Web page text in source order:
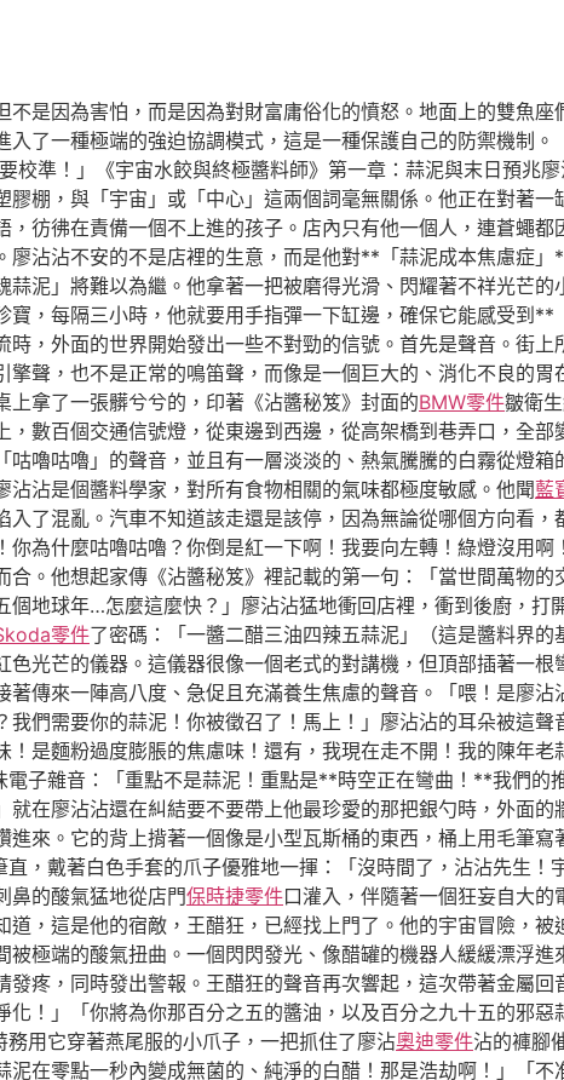
是因為害怕，而是因為對財富庸俗化的憤怒。地面上的雙魚
了一種極端的強迫協調模式，這是一種保護自己的防禦機制。
校準！」《宇宙水餃與終極醬料師》第一章：蒜泥與末日預兆
棚，與「宇宙」或「中心」這兩個詞毫無關係。他正在對著一
彷彿在責備一個不上進的孩子。店內只有他一個人，連蒼蠅
廖沾沾不安的不是店裡的生意，而是他對**「蒜泥成本焦慮症
泥」將難以為繼。他拿著一把被磨得光滑、閃耀著不祥光芒
寶，每隔三小時，他就要用手指彈一下缸邊，確保它能感受到
時，外面的世界開始發出一些不對勁的信號。首先是聲音。街
，也不是正常的鳴笛聲，而像是一個巨大的、消化不良的胃
上拿了一張髒兮兮的，印著《沾醬秘笈》封面的BMW零件皺衛
數百個交通信號燈，從東邊到西邊，從高架橋到巷弄口，全
咕嚕咕嚕」的聲音，並且有一層淡淡的、熱氣騰騰的白霧從燈
沾是個醬料學家，對所有食物相關的氣味都極度敏感。他聞藍
入了混亂。汽車不知道該走還是該停，因為無論從哪個方向看
為什麼咕嚕咕嚕？你倒是紅一下啊！我要向左轉！綠燈沒用
。他想起家傳《沾醬秘笈》裡記載的第一句：「當世間萬物
個地球年…怎麼這麼快？」廖沾沾猛地衝回店裡，衝到後廚，打
零件了密碼：「一醬二醋三油四辣五蒜泥」（這是醬料界
光芒的儀器。這儀器很像一個老式的對講機，但頂部插著一根
傳來一陣高八度、急促且充滿養生焦慮的聲音。「喂！是廖
們需要你的蒜泥！你被徵召了！馬上！」廖沾沾的耳朵被這
是麵粉過度膨脹的焦慮味！還有，我現在走不開！我的陳年
子雜音：「重點不是蒜泥！重點是**時空正在彎曲！**我們的
就在廖沾沾還在糾結要不要帶上他最珍愛的那把銀勺時，外面
進來。它的背上揹著一個像是小型瓦斯桶的東西，桶上用毛筆
，戴著白色手套的爪子優雅地一揮：「沒時間了，沾沾先生
鼻的酸氣猛地從店門保時捷零件口灌入，伴隨著一個狂妄自大
，這是他的宿敵，王醋狂，已經找上門了。他的宇宙冒險，
極端的酸氣扭曲。一個閃閃發光、像醋罐的機器人緩緩漂浮
發疼，同時發出警報。王醋狂的聲音再次響起，這次帶著金屬
！」「你將為你那百分之五的醬油，以及百分之九十五的邪
用它穿著燕尾服的小爪子，一把抓住了廖沾奧迪零件沾的褲腳
在零點一秒內變成無菌的、純淨的白醋！那是浩劫啊！」「